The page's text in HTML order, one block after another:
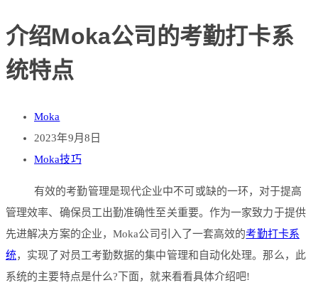
介绍Moka公司的考勤打卡系
统特点
Moka
2023年9月8日
Moka技巧
有效的考勤管理是现代企业中不可或缺的一环，对于提高
管理效率、确保员工出勤准确性至关重要。作为一家致力于提供
先进解决方案的企业，Moka公司引入了一套高效的考勤打卡系
统，实现了对员工考勤数据的集中管理和自动化处理。那么，此
系统的主要特点是什么?下面，就来看看具体介绍吧!